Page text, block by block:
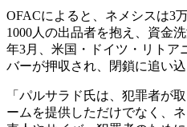
OFACによると、ネメシスは3
1000人の出品者を抱え、資金
年3月、米国・ドイツ・リトア
バーが押収され、閉鎖に追い込
「パルサラド氏は、犯罪者が
ームを提供しただけでなく、